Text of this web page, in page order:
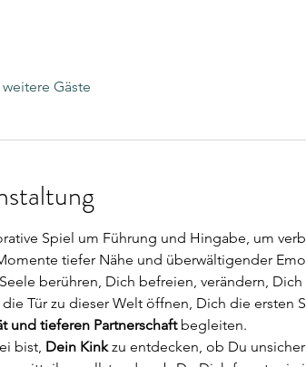
Gäste
Spiel um Führung und Hingabe, um
tiefer Nähe und überwältigender
berühren, Dich befreien, verändern,
Tür zu dieser Welt öffnen, Dich die ersten
und tieferen Partnerschaft begleiten.
bist, Dein Kink zu entdecken, ob Du